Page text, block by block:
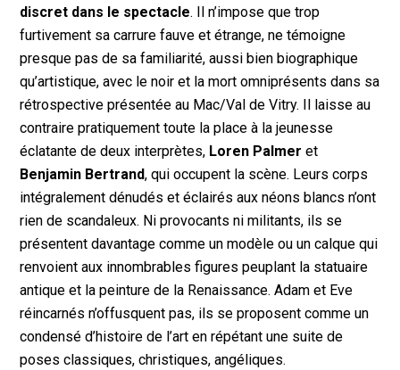
discret dans le spectacle. Il n’impose que trop
furtivement sa carrure fauve et étrange, ne témoigne
presque pas de sa familiarité, aussi bien biographique
qu’artistique, avec le noir et la mort omniprésents dans sa
rétrospective présentée au Mac/Val de Vitry. Il laisse au
contraire pratiquement toute la place à la jeunesse
éclatante de deux interprètes, Loren Palmer et
Benjamin Bertrand, qui occupent la scène. Leurs corps
intégralement dénudés et éclairés aux néons blancs n’ont
rien de scandaleux. Ni provocants ni militants, ils se
présentent davantage comme un modèle ou un calque qui
renvoient aux innombrables figures peuplant la statuaire
antique et la peinture de la Renaissance. Adam et Eve
réincarnés n’offusquent pas, ils se proposent comme un
condensé d’histoire de l’art en répétant une suite de
poses classiques, christiques, angéliques.